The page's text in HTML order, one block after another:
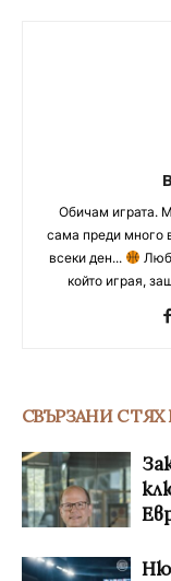
Обичам играта.
сама преди много
всеки ден...
който играя,
СВЪРЗАНИ С
Ню